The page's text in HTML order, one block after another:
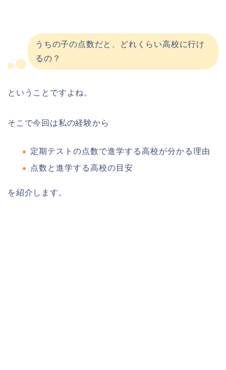
うちの子の点数だと、どれくらい高校に行け
るの？
ということですよね。
そこで今回は私の経験から
定期テストの点数で進学する高校が分かる理由
点数と進学する高校の目安
を紹介します。